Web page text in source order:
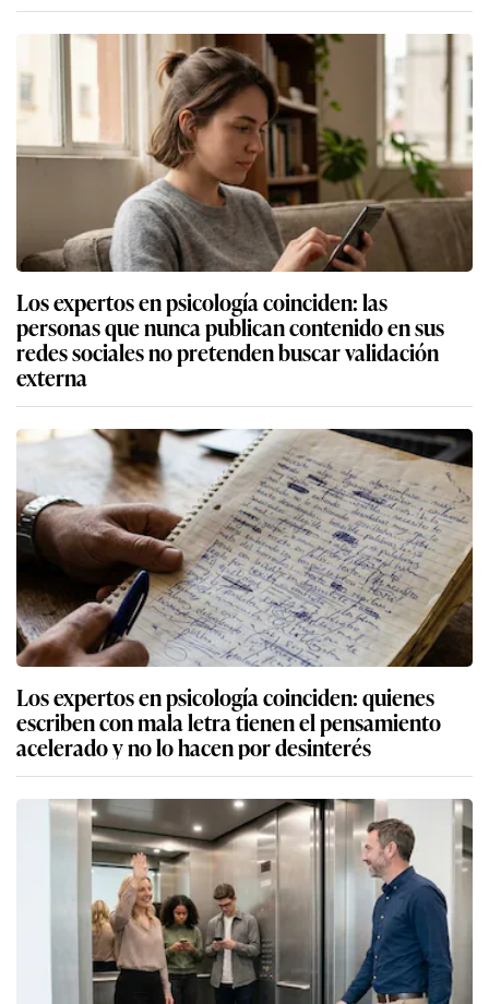
Los expertos en psicología coinciden: las
personas que nunca publican contenido en sus
redes sociales no pretenden buscar validación
externa
Los expertos en psicología coinciden: quienes
escriben con mala letra tienen el pensamiento
acelerado y no lo hacen por desinterés